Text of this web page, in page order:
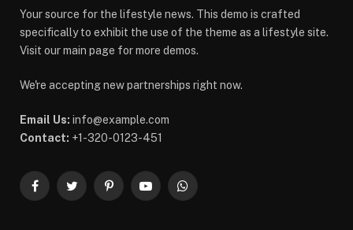
Your source for the lifestyle news. This demo is crafted
specifically to exhibit the use of the theme as a lifestyle site.
Visit our main page for more demos.
We're accepting new partnerships right now.
Email Us: info@example.com
Contact: +1-320-0123-451
FacebookTwitterPinterestYouTubeWhatsApp